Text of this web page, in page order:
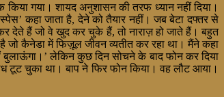
गया। शायद अनुशासन की तरफ ध्यान नहीं दिया।
कहा जाता है, देने को तैयार नहीं। जब बेटा दफ्तर से
देते हैं जो वे खुद कर चुके हैं, तो नाराज़ हो जाते हैं। बहुत
जो कैनेडा में फिज़ूल जीवन व्यतीत कर रहा था। मैंने कहा
बुलाऊंगा।’ लेकिन कुछ दिन सोचने के बाद फोन कर दिया
टूट चुका था। बाप ने फिर फोन किया। वह लौट आया।